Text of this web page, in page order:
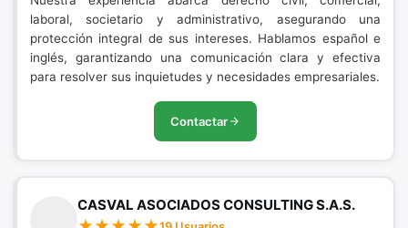
laboral, societario y administrativo, asegurando una
protección integral de sus intereses. Hablamos español e
inglés, garantizando una comunicación clara y efectiva
para resolver sus inquietudes y necesidades empresariales.
Contactar
CASVAL ASOCIADOS CONSULTING S.A.S.